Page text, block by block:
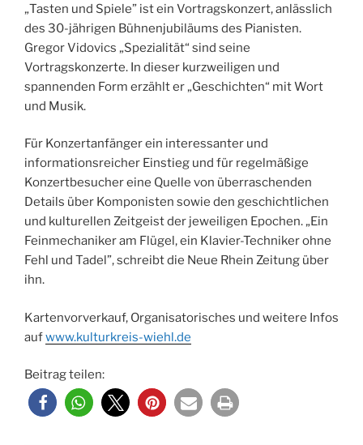
„Tasten und Spiele” ist ein Vortragskonzert, anlässlich
des 30-jährigen Bühnenjubiläums des Pianisten.
Gregor Vidovics „Spezialität“ sind seine
Vortragskonzerte. In dieser kurzweiligen und
spannenden Form erzählt er „Geschichten“ mit Wort
und Musik.
Für Konzertanfänger ein interessanter und
informationsreicher Einstieg und für regelmäßige
Konzertbesucher eine Quelle von überraschenden
Details über Komponisten sowie den geschichtlichen
und kulturellen Zeitgeist der jeweiligen Epochen. „Ein
Feinmechaniker am Flügel, ein Klavier-Techniker ohne
Fehl und Tadel”, schreibt die Neue Rhein Zeitung über
ihn.
Kartenvorverkauf, Organisatorisches und weitere Infos
aufwww.kulturkreis-wiehl.de
Beitrag teilen: